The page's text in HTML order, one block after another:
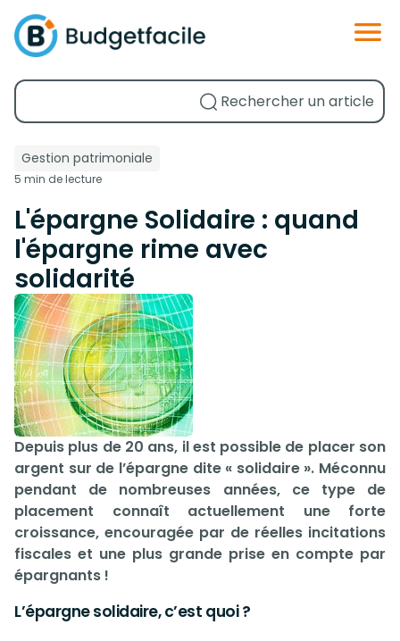
Gestion patrimoniale
5 min de lecture
L'épargne Solidaire : quand
l'épargne rime avec
solidarité
Depuis plus de 20 ans, il est possible de placer son
argent sur de l’épargne dite « solidaire ». Méconnu
pendant de nombreuses années, ce type de
placement connaît actuellement une forte
croissance, encouragée par de réelles incitations
fiscales et une plus grande prise en compte par
épargnants !
L’épargne solidaire, c’est quoi ?